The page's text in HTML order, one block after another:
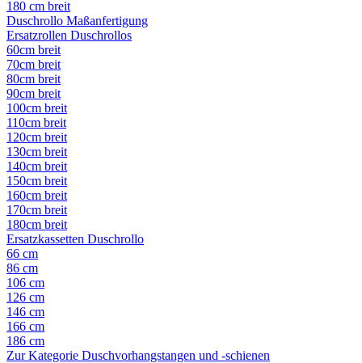
180 cm breit
Duschrollo Maßanfertigung
Ersatzrollen Duschrollos
60cm breit
70cm breit
80cm breit
90cm breit
100cm breit
110cm breit
120cm breit
130cm breit
140cm breit
150cm breit
160cm breit
170cm breit
180cm breit
Ersatzkassetten Duschrollo
66 cm
86 cm
106 cm
126 cm
146 cm
166 cm
186 cm
Zur Kategorie Duschvorhangstangen und -schienen